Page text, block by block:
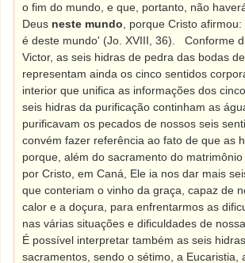
o fim do mundo, e que, portanto, não
Deus neste mundo , porque Cristo
é deste mundo' (Jo. XVIII, 36).
Conforme
Victor, as seis hidras de pedra das bodas
representam ainda os cinco sentidos
interior que unifica as informações dos
seis hidras da purificação continham as
purificavam os pecados de nossos seis
convém fazer referência ao fato de que as
porque, além do sacramento do
por Cristo, em Caná, Ele ia nos dar mais
que conteriam o vinho da graça, capaz de
calor e a doçura, para enfrentarmos as
nas várias situações e dificuldades de
É possível interpretar também as seis
sacramentos, sendo o sétimo, a Eucaristia,